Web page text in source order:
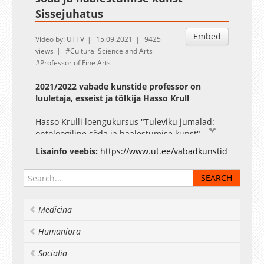
Sissejuhatus
Embed
Video by: UTTV 15.09.2021
9425
views
Cultural Science and Arts
Professor of Fine Arts
2021/2022 vabade kunstide professor on
luuletaja, esseist ja tõlkija Hasso Krull
Hasso Krulli loengukursus "Tuleviku jumalad:
ontoloogiline sõda ja häälestumise kunst"
(HVKU.05.037)
Sissejuhatus: Kus me oleme? Tänapäeva olemisviis
ja ontoloogiline sõda.
valdkondades aktiivne intellektuaal, kelle
looming sisaldab rohkesti motiive Eesti ja
kaugemategi rahvaste pärimusest ja
Lisainfo veebis: https://www.ut.ee/vabadkunstid
Medicina
Humaniora
Socialia